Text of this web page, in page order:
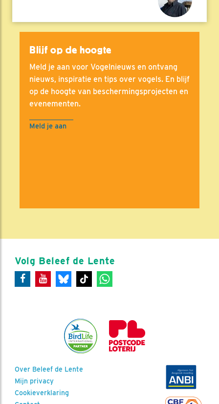
Blijf op de hoogte
Meld je aan voor Vogelnieuws en ontvang
nieuws, inspiratie en tips over vogels. En blijf
op de hoogte van beschermingsprojecten en
evenementen.
Meld je aan
Volg Beleef de Lente
Over Beleef de Lente
Mijn privacy
Cookieverklaring